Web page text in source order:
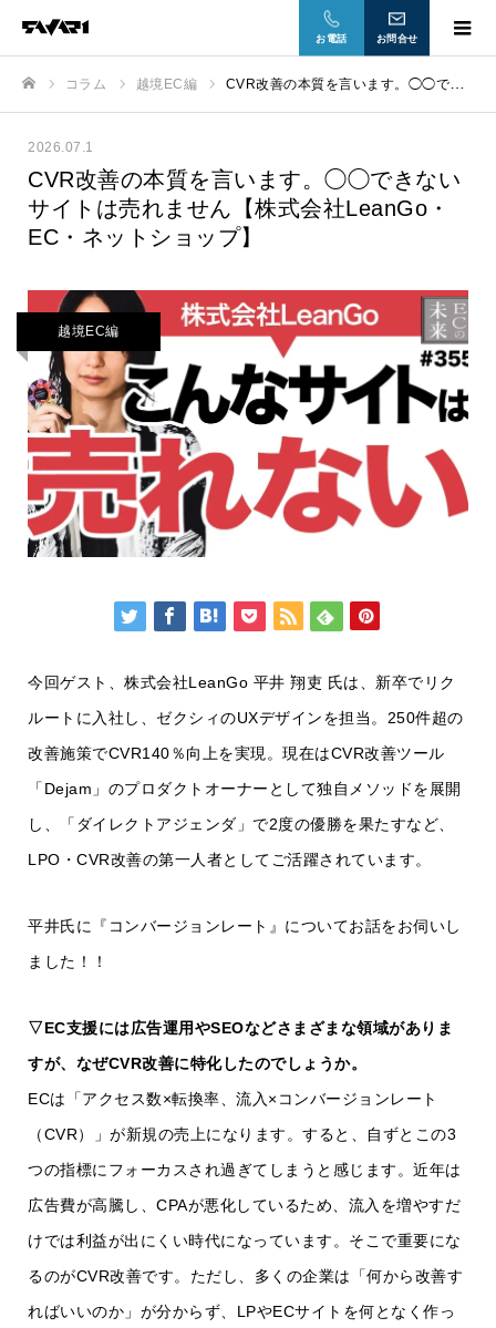
お電話 お問合せ
コラム 越境EC編 CVR改善の本質を言います。◯◯できないサイトは売れません【株式会社LeanGo・EC・ネットショップ】
2026.07.1
CVR改善の本質を言います。◯◯できない
サイトは売れません【株式会社LeanGo・
EC・ネットショップ】
越境EC編
今回ゲスト、株式会社LeanGo 平井 翔吏 氏は、新卒でリク
ルートに入社し、ゼクシィのUXデザインを担当。250件超の
改善施策でCVR140％向上を実現。現在はCVR改善ツール
「Dejam」のプロダクトオーナーとして独自メソッドを展開
し、「ダイレクトアジェンダ」で2度の優勝を果たすなど、
LPO・CVR改善の第一人者としてご活躍されています。
平井氏に『コンバージョンレート』についてお話をお伺いし
ました！！
▽EC支援には広告運用やSEOなどさまざまな領域がありま
すが、なぜCVR改善に特化したのでしょうか。
ECは「アクセス数×転換率、流入×コンバージョンレート
（CVR）」が新規の売上になります。すると、自ずとこの3
つの指標にフォーカスされ過ぎてしまうと感じます。近年は
広告費が高騰し、CPAが悪化しているため、流入を増やすだ
けでは利益が出にくい時代になっています。そこで重要にな
るのがCVR改善です。ただし、多くの企業は「何から改善す
ればいいのか」が分からず、LPやECサイトを何となく作っ